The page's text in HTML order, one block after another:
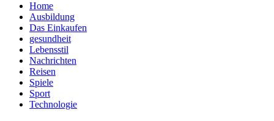
Home
Ausbildung
Das Einkaufen
gesundheit
Lebensstil
Nachrichten
Reisen
Spiele
Sport
Technologie